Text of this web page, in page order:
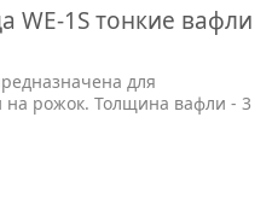
WE-1S тонкие вафли
для
на рожок. Толщина вафли - 3